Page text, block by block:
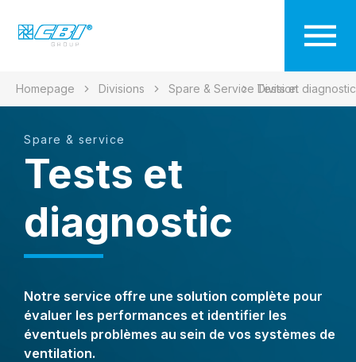
Homepage Divisions Spare & Service Division
Tests et
Spare & service
Tests et
diagnostic
Notre service offre une solution complète pour
évaluer les performances et identifier les
éventuels problèmes au sein de vos systèmes de
ventilation.